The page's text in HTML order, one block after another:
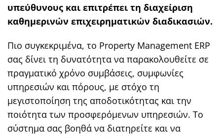
υπεύθυνους και επιτρέπει τη διαχείριση
καθημερινών επιχειρηματικών διαδικασιών.
Πιο συγκεκριμένα, το Property Management ERP
σας δίνει τη δυνατότητα να παρακολουθείτε σε
πραγματικό χρόνο συμβάσεις, συμφωνίες
υπηρεσιών και πόρους, με στόχο τη
μεγιστοποίηση της αποδοτικότητας και την
ποιότητα των προσφερόμενων υπηρεσιών. Το
σύστημα σας βοηθά να διατηρείτε και να